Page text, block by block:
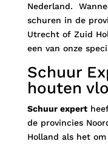
Nederland.
schuren in de
Utrecht of Zuid
een van onze
Schuur
houten
Schuur expert
de provincies
Holland als het om